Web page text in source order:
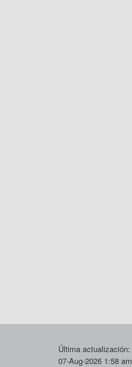
Última actualización:
07-Aug-2026 1:58 am